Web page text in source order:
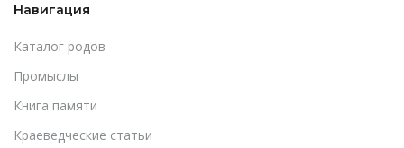
Навигация
Каталог родов
Промыслы
Книга памяти
Краеведческие статьи